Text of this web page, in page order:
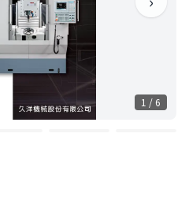
1 / 6